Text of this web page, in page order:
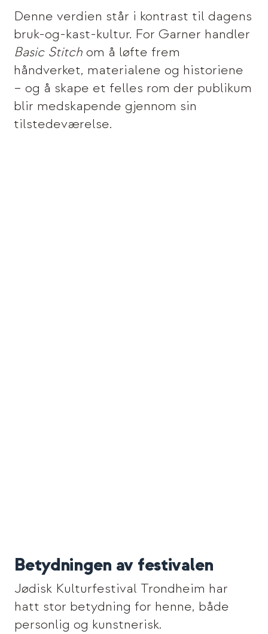
Denne verdien står i kontrast til dagens
bruk-og-kast-kultur. For Garner handler
Basic Stitch om å løfte frem
håndverket, materialene og historiene
– og å skape et felles rom der publikum
blir medskapende gjennom sin
tilstedeværelse.
Betydningen av festivalen
Jødisk Kulturfestival Trondheim har
hatt stor betydning for henne, både
personlig og kunstnerisk.